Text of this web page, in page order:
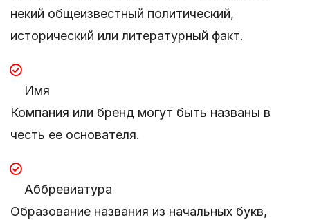
некий общеизвестный политический,
исторический или литературный факт.
Имя
Компания или бренд могут быть названы в
честь ее основателя.
Аббревиатура
Образование названия из начальных букв,